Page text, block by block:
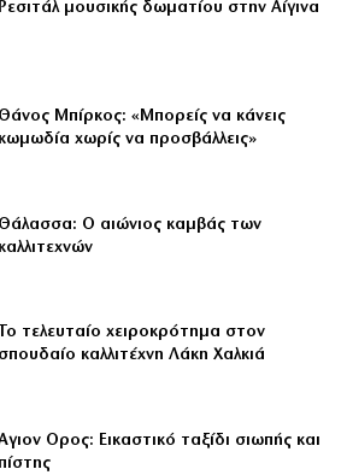
Ρεσιτάλ μουσικής δωματίου στην Αίγινα
Θάνος Μπίρκος: «Μπορείς να κάνεις
κωμωδία χωρίς να προσβάλλεις»
Θάλασσα: Ο αιώνιος καμβάς των
καλλιτεχνών
Το τελευταίο χειροκρότημα στον
σπουδαίο καλλιτέχνη Λάκη Χαλκιά
Ορος: Εικαστικό ταξίδι σιωπής και
πίστης